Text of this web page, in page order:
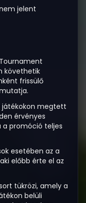
jelent
követhetik
frissülő
játékokon megtett
érvényes
a promóció teljes
esetében az a
előbb érte el az
tükrözi, amely a
belüli